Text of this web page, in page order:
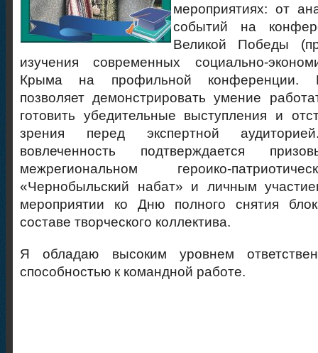
мероприятиях: от
событий на
Великой Победы
изучения современных социально-
Крыма на профильной конференции.
позволяет демонстрировать умение
готовить убедительные выступления и
зрения перед экспертной
вовлеченность подтверждается
межрегиональном героико-
«Чернобыльский набат» и личным
мероприятии ко Дню полного снятия
составе творческого коллектива.
Я обладаю высоким уровнем
способностью к командной работе.